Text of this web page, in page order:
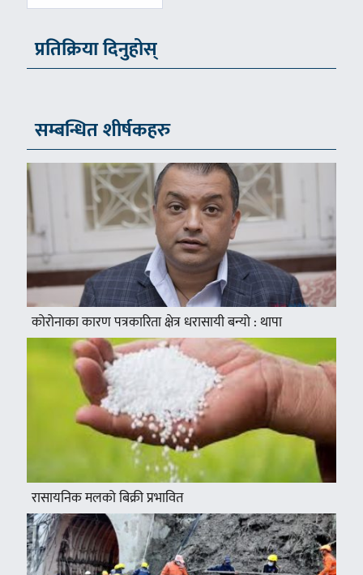
प्रतिक्रिया दिनुहोस्
सम्बन्धित शीर्षकहरु
कोरोनाका कारण पत्रकारिता क्षेत्र धरासायी बन्यो : थापा
रासायनिक मलको बिक्री प्रभावित